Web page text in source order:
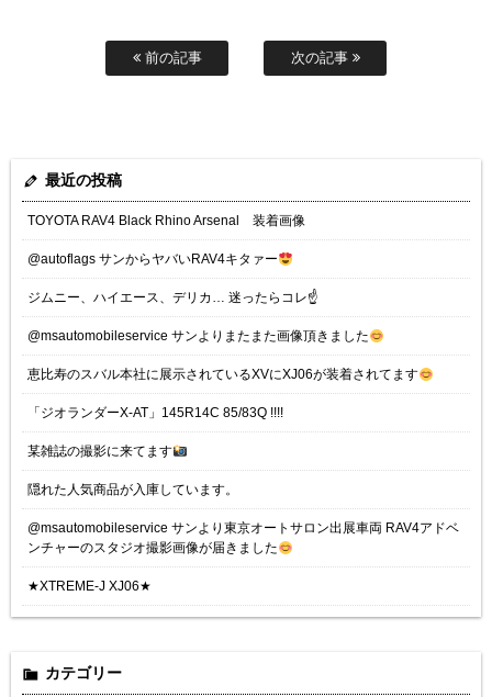
前の記事 次の記事
最近の投稿
TOYOTA RAV4 Black Rhino Arsenal 装着画像
@autoflags サンからヤバいRAV4キタァー
ジムニー、ハイエース、デリカ… 迷ったらコレ☝️
@msautomobileservice サンよりまたまた画像頂きました
恵比寿のスバル本社に展示されているXVにXJ06が装着されてます
「ジオランダーX-AT」145R14C 85/83Q !!!!
某雑誌の撮影に来てます
隠れた人気商品が入庫しています。
@msautomobileservice サンより東京オートサロン出展車両 RAV4アドベ
ンチャーのスタジオ撮影画像が届きました
★XTREME-J XJ06★
カテゴリー